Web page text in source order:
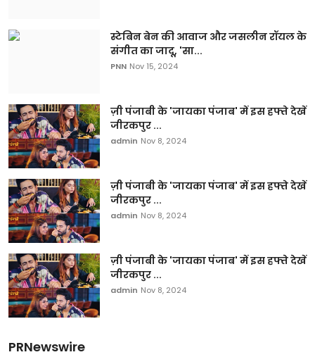
स्टेबिन बेन की आवाज और जसलीन रॉयल के
संगीत का जादू, 'सा...
PNN Nov 15, 2024
ज़ी पंजाबी के 'जायका पंजाब' में इस हफ्ते देखें
जीरकपुर ...
admin Nov 8, 2024
ज़ी पंजाबी के 'जायका पंजाब' में इस हफ्ते देखें
जीरकपुर ...
admin Nov 8, 2024
ज़ी पंजाबी के 'जायका पंजाब' में इस हफ्ते देखें
जीरकपुर ...
admin Nov 8, 2024
PRNewswire